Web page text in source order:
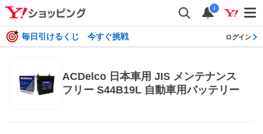
i
毎日引けるくじ 今すぐ挑戦 ログイン
ACDelco 日本車用 JIS メンテナンス
フリー S44B19L 自動車用バッテリー